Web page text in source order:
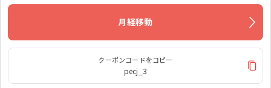
月経移動
クーポンコードをコピー
pecj_3